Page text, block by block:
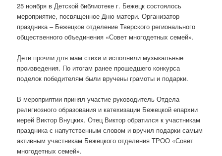
25 ноября в Детской библиотеке г. Бежецк состоялось
мероприятие, посвященное Дню матери. Организатор
праздника – Бежецкое отделение Тверского регионального
общественного объединения «Совет многодетных семей».
Дети прочли для мам стихи и исполнили музыкальные
произведения. По итогам ранее прошедшего конкурса
поделок победителям были вручены грамоты и подарки.
В мероприятии принял участие руководитель Отдела
религиозного образования и катехизации Бежецкой епархии
иерей Виктор Внуцких. Отец Виктор обратился к участникам
праздника с напутственным словом и вручил подарки самым
активным участникам Бежецкого отделения ТРОО «Совет
многодетных семей».